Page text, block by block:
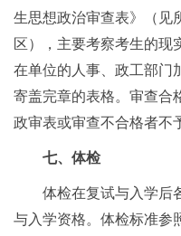
生思想政治审查表》（见
区），主要考察考生的现
在单位的人事、政工部门
寄盖完章的表格。审查合
政审表或审查不合格者不
七、体检
体检在复试与入学后
与入学资格。体检标准参